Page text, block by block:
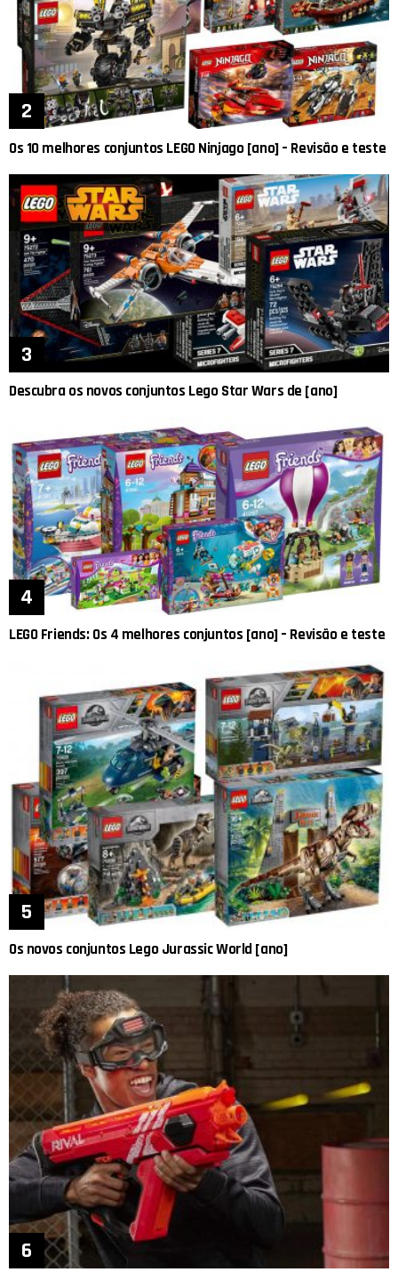
Os 10 melhores conjuntos LEGO Ninjago [ano] – Revisão e teste
Descubra os novos conjuntos Lego Star Wars de [ano]
LEGO Friends: Os 4 melhores conjuntos [ano] – Revisão e teste
Os novos conjuntos Lego Jurassic World [ano]